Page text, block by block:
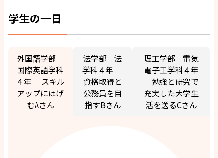
学生の一日
外国語学部
国際英語学科
４年 スキル
アップにはげ
むAさん
法学部 法
学科４年
資格取得と
公務員を目
指すBさん
理工学部 電気
電子工学科４年
勉強と研究で
充実した大学生
活を送るCさん